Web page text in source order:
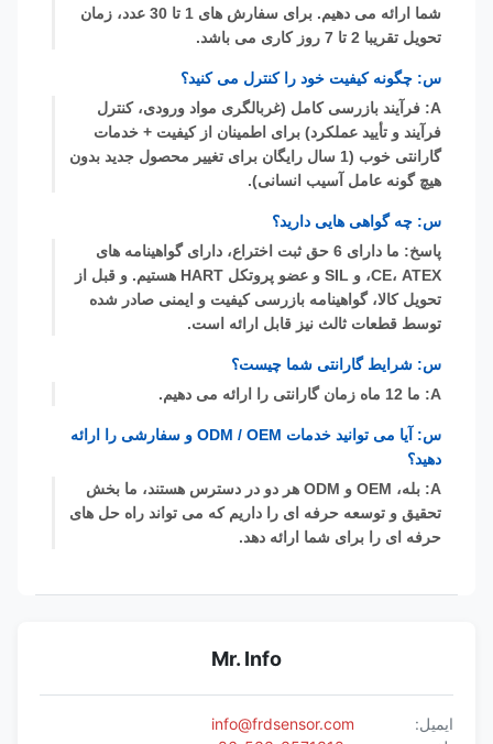
شما ارائه می دهیم. برای سفارش های 1 تا 30 عدد، زمان
تحویل تقریبا 2 تا 7 روز کاری می باشد.
س: چگونه کیفیت خود را کنترل می کنید؟
A: فرآیند بازرسی کامل (غربالگری مواد ورودی، کنترل
فرآیند و تأیید عملکرد) برای اطمینان از کیفیت + خدمات
گارانتی خوب (1 سال رایگان برای تغییر محصول جدید بدون
هیچ گونه عامل آسیب انسانی).
س: چه گواهی هایی دارید؟
پاسخ: ما دارای 6 حق ثبت اختراع، دارای گواهینامه های
CE، ATEX، و SIL و عضو پروتکل HART هستیم. و قبل از
تحویل کالا، گواهینامه بازرسی کیفیت و ایمنی صادر شده
توسط قطعات ثالث نیز قابل ارائه است.
س: شرایط گارانتی شما چیست؟
س: آیا می توانید خدمات ODM / OEM و سفارشی را ارائه
A: بله، OEM و ODM هر دو در دسترس هستند، ما بخش
تحقیق و توسعه حرفه ای را داریم که می تواند راه حل های
حرفه ای را برای شما ارائه دهد.
Mr. Info
ایمیل:
info@frdsensor.com